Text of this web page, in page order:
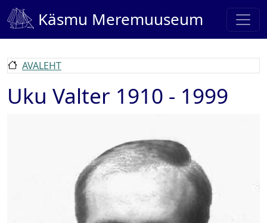
Liigu edasi põhisisu juurde
Käsmu Meremuuseum
AVALEHT
Uku Valter 1910 - 1999